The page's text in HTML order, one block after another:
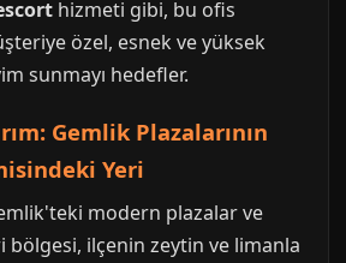
hizmeti gibi, bu ofis
özel, esnek ve yüksek
sunmayı hedefler.
Gemlik Plazalarının
Yeri
modern plazalar ve
ilçenin zeytin ve limanla